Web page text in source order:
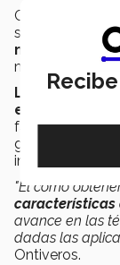
Cuando se
situaciones en
moléculas
manos, son la
Los químicos
estos
,
farmacéuticos,
ganadores es
industria.
"El cómo obtener
características
avance en las
dadas las
Ontiveros.